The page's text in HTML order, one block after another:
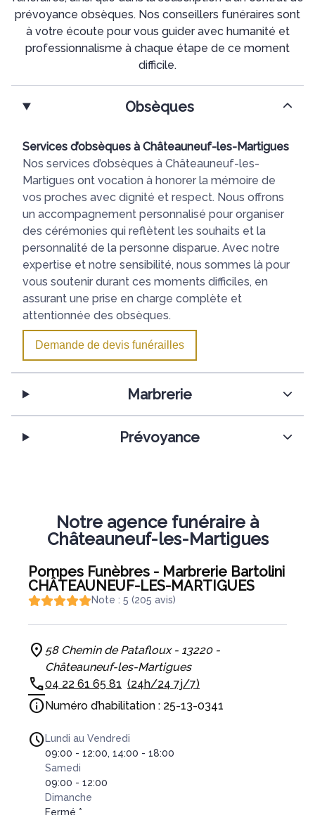
prévoyance obsèques. Nos conseillers funéraires sont
à votre écoute pour vous guider avec humanité et
professionnalisme à chaque étape de ce moment
difficile.
Obsèques
Services d’obsèques à Châteauneuf-les-Martigues
Nos services d’obsèques à Châteauneuf-les-
Martigues ont vocation à honorer la mémoire de
vos proches avec dignité et respect. Nous offrons
un accompagnement personnalisé pour organiser
des cérémonies qui reflètent les souhaits et la
personnalité de la personne disparue. Avec notre
expertise et notre sensibilité, nous sommes là pour
vous soutenir durant ces moments difficiles, en
assurant une prise en charge complète et
attentionnée des obsèques.
Demande de devis funérailles
Marbrerie
Prévoyance
Notre agence funéraire à
Châteauneuf-les-Martigues
Pompes Funèbres - Marbrerie Bartolini
CHÂTEAUNEUF-LES-MARTIGUES
Note : 5 (205 avis)
58 Chemin de Patafloux - 13220 -
Châteauneuf-les-Martigues
04 22 61 65 81 (24h/24 7j/7)
Numéro d’habilitation : 25-13-0341
Lundi au Vendredi
09:00 - 12:00, 14:00 - 18:00
Samedi
09:00 - 12:00
Dimanche
Fermé *